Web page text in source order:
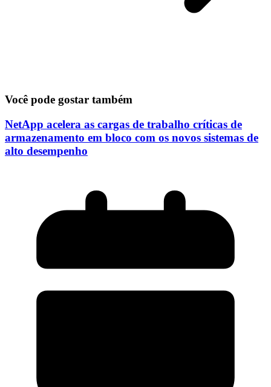
Você pode gostar também
NetApp acelera as cargas de trabalho críticas de
armazenamento em bloco com os novos sistemas de
alto desempenho